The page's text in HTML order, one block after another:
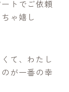
トでご依頼
ゃ嬉し
て、わたし
が一番の幸